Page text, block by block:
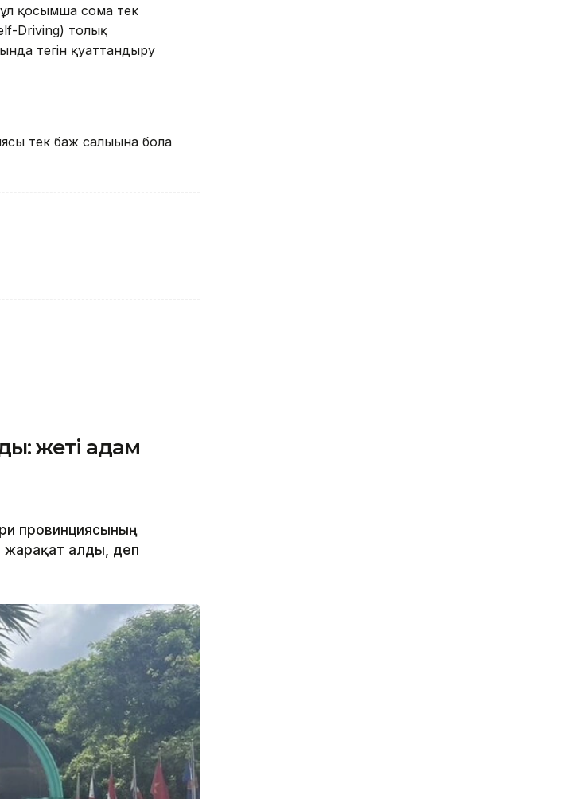
қосымша сома тек
Driving) толық
тегін қуаттандыру
тек баж салығына бола
жеті адам
провинциясының
жарақат алды, деп